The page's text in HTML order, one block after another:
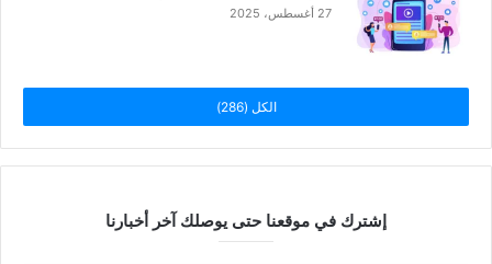
27 أغسطس، 2025
الكل (286)
إشترك في موقعنا حتى يوصلك آخر أخبارنا